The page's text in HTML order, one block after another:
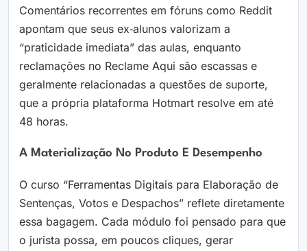
Comentários recorrentes em fóruns como Reddit
apontam que seus ex‑alunos valorizam a
“praticidade imediata” das aulas, enquanto
reclamações no Reclame Aqui são escassas e
geralmente relacionadas a questões de suporte,
que a própria plataforma Hotmart resolve em até
48 horas.
A Materialização No Produto E Desempenho
O curso “Ferramentas Digitais para Elaboração de
Sentenças, Votos e Despachos” reflete diretamente
essa bagagem. Cada módulo foi pensado para que
o jurista possa, em poucos cliques, gerar